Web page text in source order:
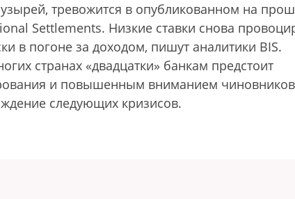
тревожится в опубликованном на
Settlements. Низкие ставки снова
в погоне за доходом, пишут аналитики BIS.
странах «двадцатки» банкам предстоит
и повышенным вниманием
следующих кризисов.